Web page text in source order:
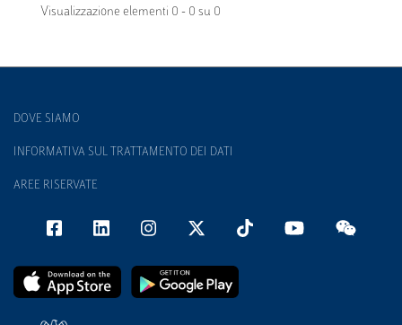
Visualizzazione elementi 0 - 0 su 0
DOVE SIAMO
INFORMATIVA SUL TRATTAMENTO DEI DATI
AREE RISERVATE